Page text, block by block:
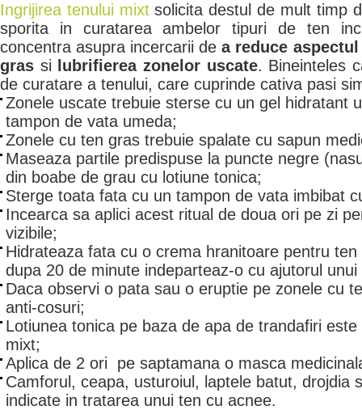
Ingrijirea tenului mixtsolicita destul de mult timp
sporita in curatarea ambelor tipuri de ten
concentra asupra incercarii dea reduce
gras si lubrifierea zonelor uscate. Bineinteles
de curatare a tenului, care cuprinde cativa pasi
Zonele uscate trebuie sterse cu un gel hidratant
tampon de vata umeda;
Zonele cu ten gras trebuie spalate cu sapun
Maseaza partile predispuse la puncte negre
din boabe de grau cu lotiune tonica;
Sterge toata fata cu un tampon de vata imbibat
Incearca sa aplici acest ritual de doua ori pe zi
vizibile;
Hidrateaza fata cu o crema hranitoare pentru
dupa 20 de minute indeparteaz-o cu ajutorul
Daca observi o pata sau o eruptie pe zonele cu
anti-cosuri;
Lotiunea tonica pe baza de apa de trandafiri
mixt;
Aplica de 2 ori pe saptamana o masca
Camforul, ceapa, usturoiul, laptele batut, drojdia
indicate in tratarea unui ten cu acnee.